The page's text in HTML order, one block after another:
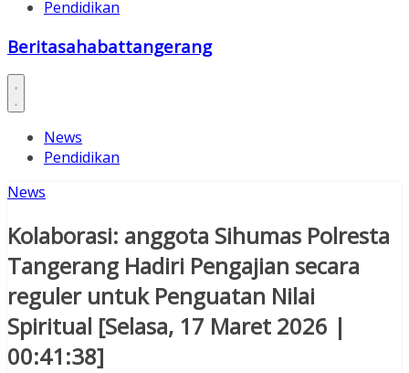
Pendidikan
Beritasahabattangerang
News
Pendidikan
News
Kolaborasi: anggota Sihumas Polresta
Tangerang Hadiri Pengajian secara
reguler untuk Penguatan Nilai
Spiritual [Selasa, 17 Maret 2026 |
00:41:38]